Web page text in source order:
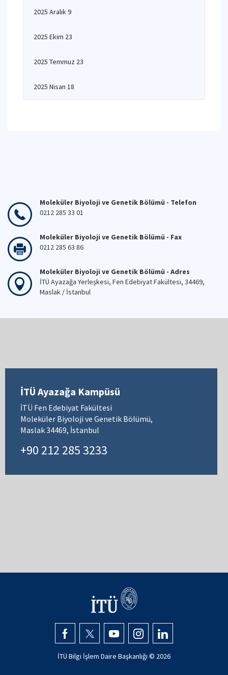
2025 Aralık 9
2025 Ekim 23
2025 Temmuz 23
2025 Nisan 18
Moleküler Biyoloji ve Genetik Bölümü - Telefon
0212 285 33 01
Moleküler Biyoloji ve Genetik Bölümü - Fax
0212 285 63 86
Moleküler Biyoloji ve Genetik Bölümü - Adres
İTÜ Ayazağa Yerleşkesi, Fen Edebiyat Fakültesi, 34469,
Maslak / İstanbul
İTÜ Ayazağa Kampüsü
İTÜ Fen Edebiyat Fakültesi
Moleküler Biyoloji ve Genetik Bölümü,
Maslak 34469, İstanbul
+90 212 285 3233
İTÜ Bilgi İşlem Daire Başkanlığı © 2026